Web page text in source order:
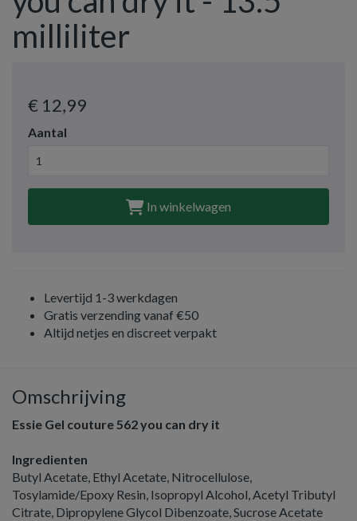
milliliter
€ 12,99
Aantal
In winkelwagen
Levertijd 1-3 werkdagen
Gratis verzending vanaf €50
Altijd netjes en discreet verpakt
Omschrijving
Essie Gel couture 562 you can dry it
Ingredienten
Butyl Acetate, Ethyl Acetate, Nitrocellulose,
Tosylamide/Epoxy Resin, Isopropyl Alcohol, Acetyl Tributyl
Citrate, Dipropylene Glycol Dibenzoate, Sucrose Acetate